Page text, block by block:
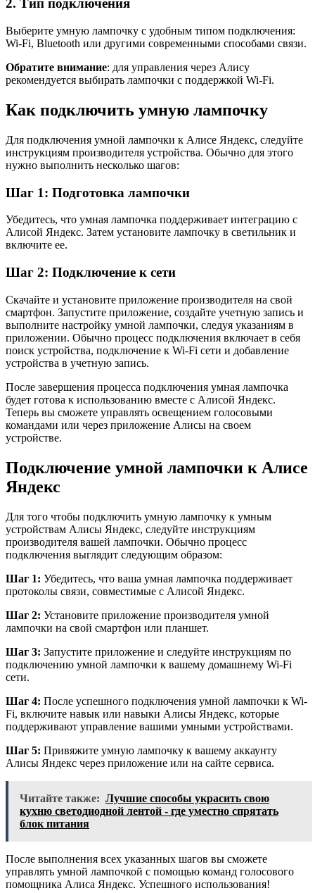
2. Тип подключения
Выберите умную лампочку с удобным типом подключения:
Wi-Fi, Bluetooth или другими современными способами связи.
Обратите внимание: для управления через Алису
рекомендуется выбирать лампочки с поддержкой Wi-Fi.
Как подключить умную лампочку
Для подключения умной лампочки к Алисе Яндекс, следуйте
инструкциям производителя устройства. Обычно для этого
нужно выполнить несколько шагов:
Шаг 1: Подготовка лампочки
Убедитесь, что умная лампочка поддерживает интеграцию с
Алисой Яндекс. Затем установите лампочку в светильник и
включите ее.
Шаг 2: Подключение к сети
Скачайте и установите приложение производителя на свой
смартфон. Запустите приложение, создайте учетную запись и
выполните настройку умной лампочки, следуя указаниям в
приложении. Обычно процесс подключения включает в себя
поиск устройства, подключение к Wi-Fi сети и добавление
устройства в учетную запись.
После завершения процесса подключения умная лампочка
будет готова к использованию вместе с Алисой Яндекс.
Теперь вы сможете управлять освещением голосовыми
командами или через приложение Алисы на своем
устройстве.
Подключение умной лампочки к Алисе
Яндекс
Для того чтобы подключить умную лампочку к умным
устройствам Алисы Яндекс, следуйте инструкциям
производителя вашей лампочки. Обычно процесс
подключения выглядит следующим образом:
Шаг 1: Убедитесь, что ваша умная лампочка поддерживает
протоколы связи, совместимые с Алисой Яндекс.
Шаг 2: Установите приложение производителя умной
лампочки на свой смартфон или планшет.
Шаг 3: Запустите приложение и следуйте инструкциям по
подключению умной лампочки к вашему домашнему Wi-Fi
сети.
Шаг 4: После успешного подключения умной лампочки к Wi-
Fi, включите навык или навыки Алисы Яндекс, которые
поддерживают управление вашими умными устройствами.
Шаг 5: Привяжите умную лампочку к вашему аккаунту
Алисы Яндекс через приложение или на сайте сервиса.
Читайте также: Лучшие способы украсить свою
кухню светодиодной лентой - где уместно спрятать
блок питания
После выполнения всех указанных шагов вы сможете
управлять умной лампочкой с помощью команд голосового
помощника Алиса Яндекс. Успешного использования!